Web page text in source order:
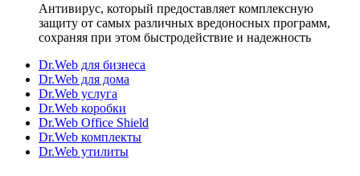
Антивирус, который предоставляет комплексную
защиту от самых различных вредоносных программ,
сохраняя при этом быстродействие и надежность
Dr.Web для бизнеса
Dr.Web для дома
Dr.Web услуга
Dr.Web коробки
Dr.Web Office Shield
Dr.Web комплекты
Dr.Web утилиты